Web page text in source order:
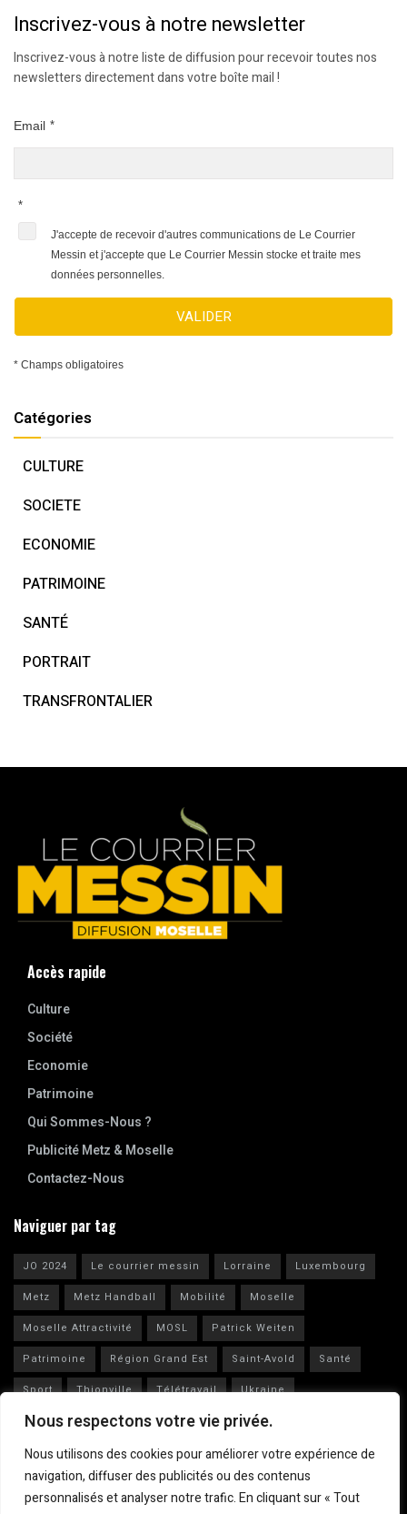
Nous respectons votre vie privée.
Nous utilisons des cookies pour améliorer votre expérience de
navigation, diffuser des publicités ou des contenus
personnalisés et analyser notre trafic. En cliquant sur « Tout
Inscrivez-vous à notre newsletter
Inscrivez-vous à notre liste de diffusion pour recevoir toutes nos
newsletters directement dans votre boîte mail !
Email *
*
J'accepte de recevoir d'autres communications de Le Courrier
Messin et j'accepte que Le Courrier Messin stocke et traite mes
données personnelles.
VALIDER
* Champs obligatoires
Catégories
CULTURE
SOCIETE
ECONOMIE
PATRIMOINE
SANTÉ
PORTRAIT
TRANSFRONTALIER
Accès rapide
Culture
Société
Economie
Patrimoine
Qui Sommes-Nous ?
Publicité Metz & Moselle
Contactez-Nous
Naviguer par tag
JO 2024 Le courrier messin Lorraine
Luxembourg
Metz
Metz Handball Mobilité
Moselle
Moselle Attractivité
MOSL
Patrick Weiten
Patrimoine
Région Grand Est Saint-Avold
Santé
Sport
Thionville Télétravail
Ukraine
Vianney Huguenot
Ville de Metz